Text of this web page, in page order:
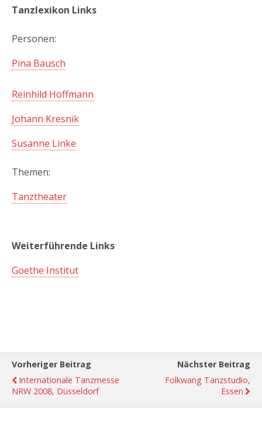
Tanzlexikon Links
Personen:
Pina Bausch
Reinhild Hoffmann
Johann Kresnik
Susanne Linke
Themen:
Tanztheater
Weiterführende Links
Goethe Institut
Vorheriger Beitrag
Internationale Tanzmesse
NRW 2008, Düsseldorf
Nächster Beitrag
Folkwang Tanzstudio,
Essen